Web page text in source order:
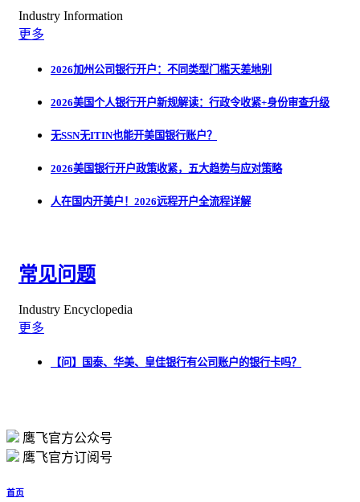
Industry Information
更多
2026加州公司银行开户：不同类型门槛天差地别
2026美国个人银行开户新规解读：行政令收紧+身份审查升级
无SSN无ITIN也能开美国银行账户？
2026美国银行开户政策收紧，五大趋势与应对策略
人在国内开美户！2026远程开户全流程详解
常见问题
Industry Encyclopedia
更多
【问】国泰、华美、皇佳银行有公司账户的银行卡吗？
鹰飞官方公众号
鹰飞官方订阅号
首页